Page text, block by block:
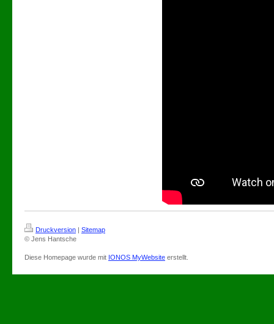
Druckversion | Sitemap
© Jens Hantsche
Diese Homepage wurde mit IONOS MyWebsite erstellt.